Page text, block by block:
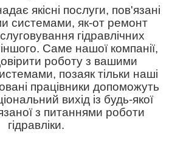
якісні послуги, пов'язані
системами, як-от ремонт
гідравлічних
Саме нашої компанії,
роботу з вашими
позаяк тільки наші
працівники допоможуть
вихід із будь-якої
з питаннями роботи
гідравліки.